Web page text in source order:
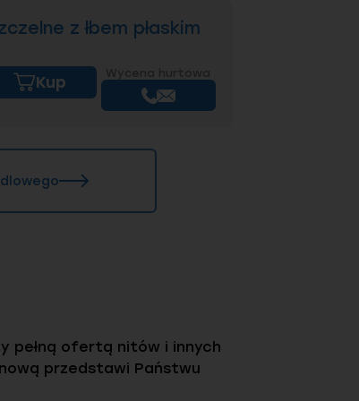
z łbem płaskim
Kup
pełną ofertą nitów i innych
przedstawi Państwu